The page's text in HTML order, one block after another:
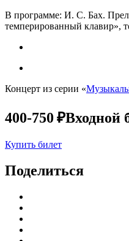
В программе: И. С. Бах.
темперированный клавир»,
Концерт из серии «
400-750 ₽Входной
Купить билет
Поделиться